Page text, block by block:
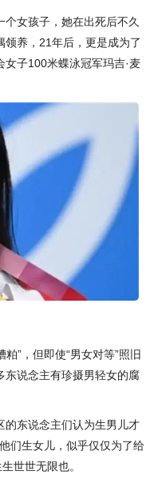
女孩子，她在出死后不久
养，21年后，更是成为了
子100米蝶泳冠军玛吉·麦
”，但即使“男女对等”照旧
东说念主有珍摄男轻女的腐
的东说念主们认为生男儿才
们生女儿，似乎仅仅为了给
世世无限也。